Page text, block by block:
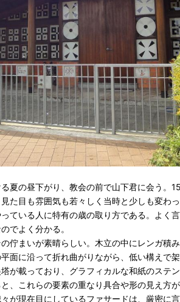
夏の昼下がり、教会の前で山下君に会う。
た目も雰囲気も若々しく当時と少しも変わ
ている人に特有の歳の取り方である。よく
でよく分かる。
佇まいが素晴らしい。木立の中にレンガ積
面に沿って折れ曲がりながら、低い構えで
が載っており、グラフィカルな和紙のステン
、これらの要素の重なり具合や形の見え方
が現在目にしているファサードは、厳密に